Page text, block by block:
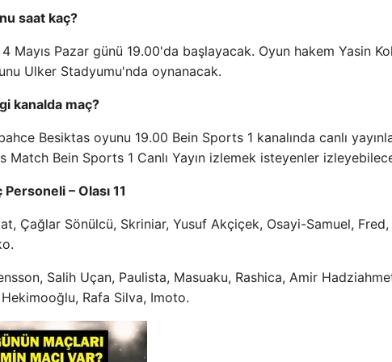
saat kaç?
Mayıs Pazar günü 19.00'da başlayacak. Oyun hakem Yasin
Ulker Stadyumu'nda oynanacak.
kanalda maç?
Besiktas oyunu 19.00 Bein Sports 1 kanalında canlı
Match Bein Sports 1 Canlı Yayın izlemek isteyenler
– Olası 11
Çağlar Sönülcü, Skriniar, Yusuf Akçiçek, Osayi-Samuel,
Salih Uçan, Paulista, Masuaku, Rashica, Amir
Rafa Silva, Imoto.